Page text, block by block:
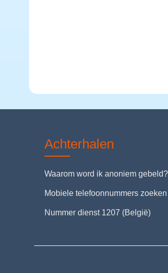
Achterhalen
Waarom word ik anoniem gebeld?
Mobiele telefoonnummers zoeken
Nummer dienst 1207 (België)